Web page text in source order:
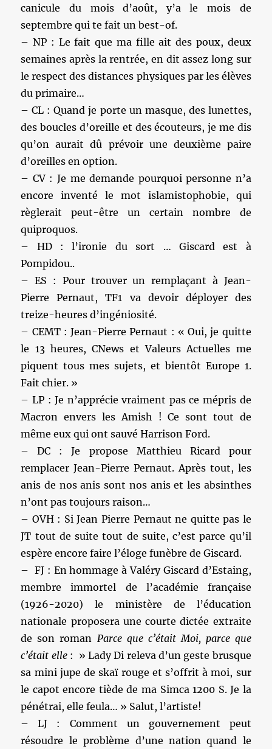
canicule du mois d’août, y’a le mois de
septembre qui te fait un best-of.
– NP : Le fait que ma fille ait des poux, deux
semaines après la rentrée, en dit assez long sur
le respect des distances physiques par les élèves
du primaire…
– CL : Quand je porte un masque, des lunettes,
des boucles d’oreille et des écouteurs, je me dis
qu’on aurait dû prévoir une deuxième paire
d’oreilles en option.
– CV : Je me demande pourquoi personne n’a
encore inventé le mot islamistophobie, qui
règlerait peut-être un certain nombre de
quiproquos.
– HD : l’ironie du sort … Giscard est à
Pompidou..
– ES : Pour trouver un remplaçant à Jean-
Pierre Pernaut, TF1 va devoir déployer des
treize-heures d’ingéniosité.
– CEMT : Jean-Pierre Pernaut : « Oui, je quitte
le 13 heures, CNews et Valeurs Actuelles me
piquent tous mes sujets, et bientôt Europe 1.
Fait chier. »
– LP : Je n’apprécie vraiment pas ce mépris de
Macron envers les Amish ! Ce sont tout de
même eux qui ont sauvé Harrison Ford.
– DC : Je propose Matthieu Ricard pour
remplacer Jean-Pierre Pernaut. Après tout, les
anis de nos anis sont nos anis et les absinthes
n’ont pas toujours raison…
– OVH : Si Jean Pierre Pernaut ne quitte pas le
JT tout de suite tout de suite, c’est parce qu’il
espère encore faire l’éloge funèbre de Giscard.
– FJ : En hommage à Valéry Giscard d’Estaing,
membre immortel de l’académie française
(1926-2020) le ministère de l’éducation
nationale proposera une courte dictée extraite
de son roman Parce que c’était Moi, parce que
c’était elle : » Lady Di releva d’un geste brusque
sa mini jupe de skaï rouge et s’offrit à moi, sur
le capot encore tiède de ma Simca 1200 S. Je la
pénétrai, elle feula… » Salut, l’artiste!
– LJ : Comment un gouvernement peut
résoudre le problème d’une nation quand le